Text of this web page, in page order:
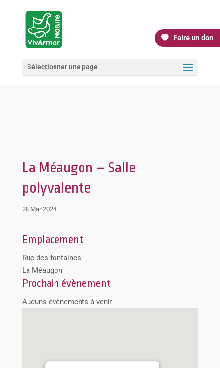
Faire un don
Sélectionner une page
La Méaugon – Salle
polyvalente
28 Mar 2024
Emplacement
Rue des fontaines
La Méaugon
Prochain évènement
Aucuns évènements à venir